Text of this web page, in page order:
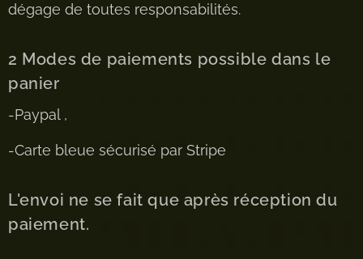
dégage de toutes responsabilités.
2 Modes de paiements possible dans le
panier
-Paypal ,
-Carte bleue sécurisé par Stripe
L'envoi ne se fait que après réception du
paiement.